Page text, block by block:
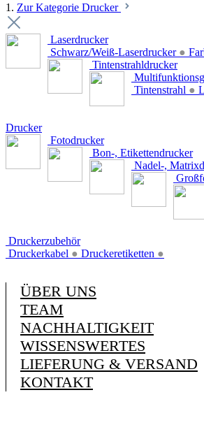
1. Zur Kategorie Drucker
Laserdrucker
Schwarz/Weiß-Laserdrucker ●
Tintenstrahldrucker
Tintenstrahl ●
Drucker
Fotodrucker
Bon-, Etikettendrucker
Nadel-,
Druckerzubehör
Druckerkabel ● Druckeretiketten ●
ÜBER UNS
TEAM
NACHHALTIGKEIT
WISSENSWERTES
LIEFERUNG & VERSAND
KONTAKT